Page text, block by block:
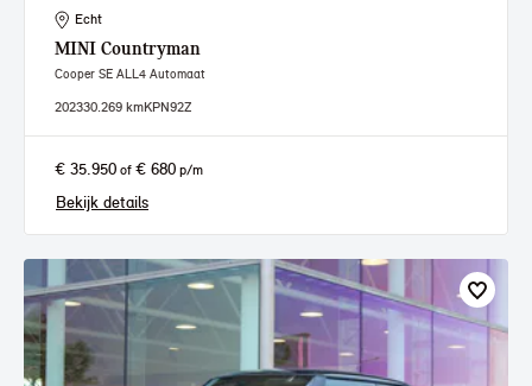
Echt
MINI Countryman
Cooper SE ALL4 Automaat
202330.269 kmKPN92Z
€ 35.950 of € 680 p/m
Bekijk details